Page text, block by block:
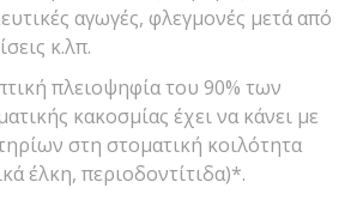
αγωγές, φλεγμονές μετά από
κ.λπ.
πλειοψηφία του 90% των
κακοσμίας έχει να κάνει με
στη στοματική κοιλότητα
έλκη, περιοδοντίτιδα)*.